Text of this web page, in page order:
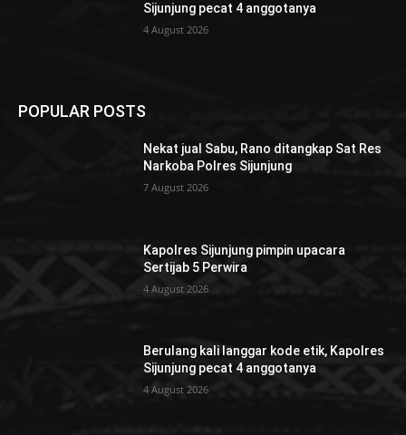
Sijunjung pecat 4 anggotanya
4 August 2026
POPULAR POSTS
Nekat jual Sabu, Rano ditangkap Sat Res
Narkoba Polres Sijunjung
7 August 2026
Kapolres Sijunjung pimpin upacara
Sertijab 5 Perwira
4 August 2026
Berulang kali langgar kode etik, Kapolres
Sijunjung pecat 4 anggotanya
4 August 2026